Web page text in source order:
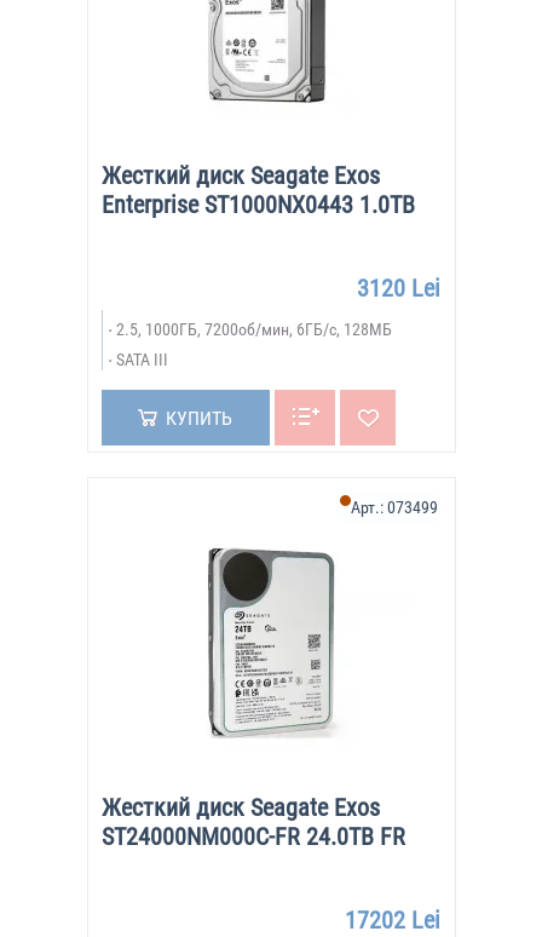
Жесткий диск Seagate Exos
Enterprise ST1000NX0443 1.0TB
3120 Lei
2.5, 1000ГБ, 7200об/мин, 6ГБ/с, 128МБ
SATA III
КУПИТЬ
Жесткий диск Seagate Exos
ST24000NM000C-FR 24.0TB FR
Арт.:073499
17202 Lei